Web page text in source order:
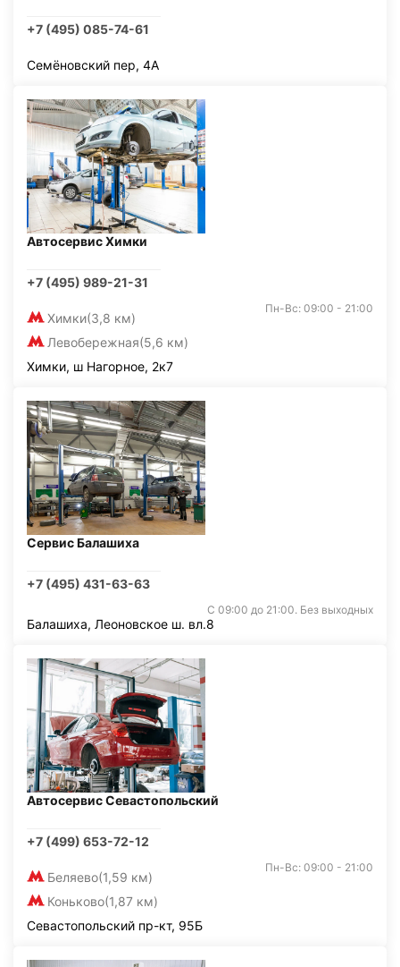
+7 (495) 085-74-61
Семёновский пер, 4А
Автосервис Химки
+7 (495) 989-21-31
Химки(3,8 км)
Левобережная(5,6 км)
Пн-Вс: 09:00 - 21:00
Химки, ш Нагорное, 2к7
Сервис Балашиха
+7 (495) 431-63-63
С 09:00 до 21:00. Без выходных
Балашиха, Леоновское ш. вл.8
Автосервис Севастопольский
+7 (499) 653-72-12
Беляево(1,59 км)
Коньково(1,87 км)
Пн-Вс: 09:00 - 21:00
Севастопольский пр-кт, 95Б